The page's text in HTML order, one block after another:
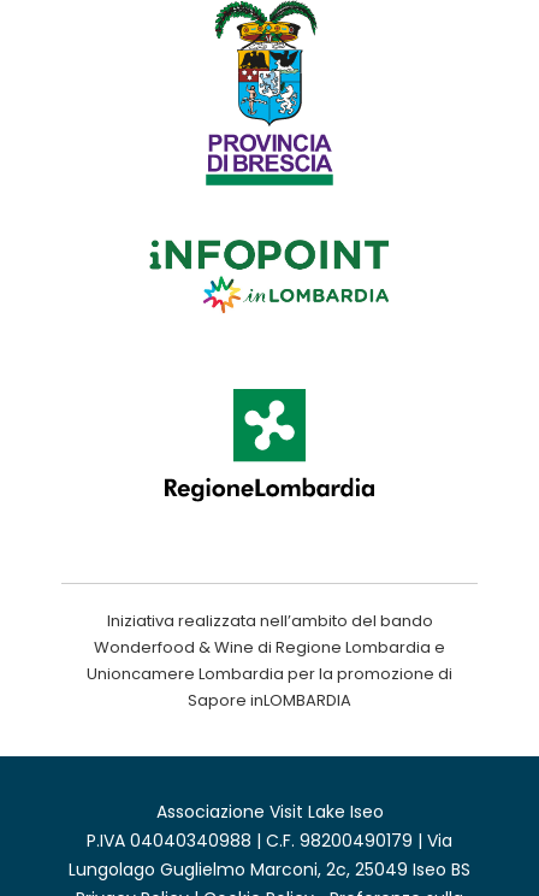
Iniziativa realizzata nell’ambito del bando
Wonderfood & Wine di Regione Lombardia e
Unioncamere Lombardia per la promozione di
Sapore inLOMBARDIA
Associazione Visit Lake Iseo
P.IVA 04040340988 | C.F. 98200490179 | Via
Lungolago Guglielmo Marconi, 2c, 25049 Iseo BS